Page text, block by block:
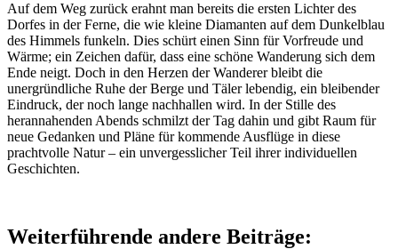
Auf dem Weg zurück erahnt man bereits die ersten Lichter des
Dorfes in der Ferne, die wie kleine Diamanten auf dem Dunkelblau
des Himmels funkeln. Dies schürt einen Sinn für Vorfreude und
Wärme; ein Zeichen dafür, dass eine schöne Wanderung sich dem
Ende neigt. Doch in den Herzen der Wanderer bleibt die
unergründliche Ruhe der Berge und Täler lebendig, ein bleibender
Eindruck, der noch lange nachhallen wird. In der Stille des
herannahenden Abends schmilzt der Tag dahin und gibt Raum für
neue Gedanken und Pläne für kommende Ausflüge in diese
prachtvolle Natur – ein unvergesslicher Teil ihrer individuellen
Geschichten.
Weiterführende andere Beiträge: